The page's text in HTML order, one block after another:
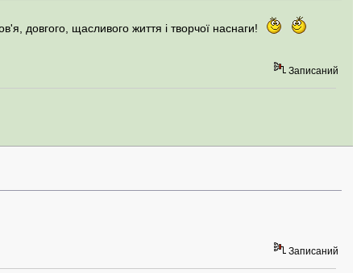
довгого, щасливого життя і творчої наснаги!
Записаний
Записаний